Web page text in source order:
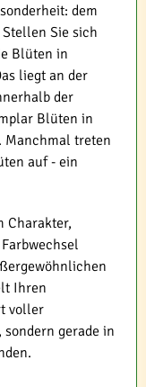
dem
Sie sich
Blüten in
liegt an der
der
Blüten in
Manchmal treten
auf - ein
Charakter,
Ihren
voller
gerade in